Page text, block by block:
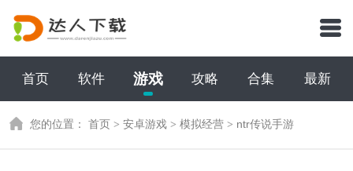
首页 软件 游戏 攻略 合集 最新
您的位置：首页 >安卓游戏 >模拟经营 > ntr传说手游